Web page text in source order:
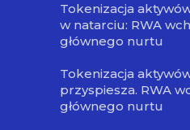
Tokenizacja
w natarciu: RWA
głównego nurtu
Tokenizacja
przyspiesza. RWA
głównego nurtu